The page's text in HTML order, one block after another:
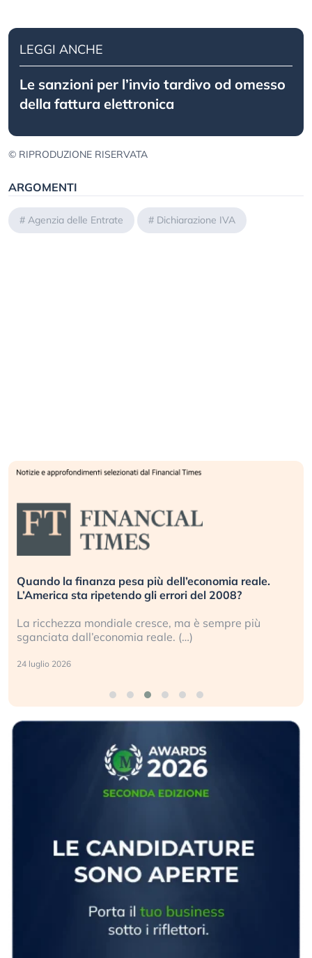
LEGGI ANCHE
Le sanzioni per l’invio tardivo od omesso
della fattura elettronica
© RIPRODUZIONE RISERVATA
ARGOMENTI
# Agenzia delle Entrate # Dichiarazione IVA
Quando la finanza pesa più dell’economia reale.
L’America sta ripetendo gli errori del 2008?
La ricchezza mondiale cresce, ma è sempre più
sganciata dall’economia reale. (…)
24 luglio 2026